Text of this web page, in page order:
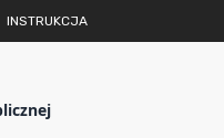
INSTRUKCJA